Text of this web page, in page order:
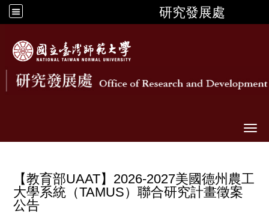
研究發展處
【教育部UAAT】2026-2027美國德州農工
大學系統（TAMUS）聯合研究計畫徵案
公告